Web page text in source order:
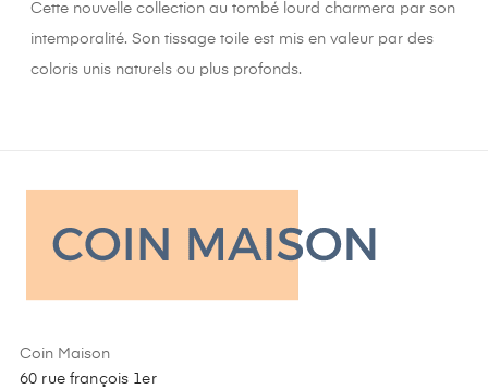
Cette nouvelle collection au tombé lourd charmera par son
intemporalité. Son tissage toile est mis en valeur par des
coloris unis naturels ou plus profonds.
Coin Maison
60 rue françois 1er